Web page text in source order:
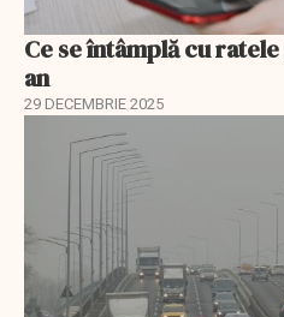
Ce se întâmplă cu
an
29 DECEMBRIE 2025